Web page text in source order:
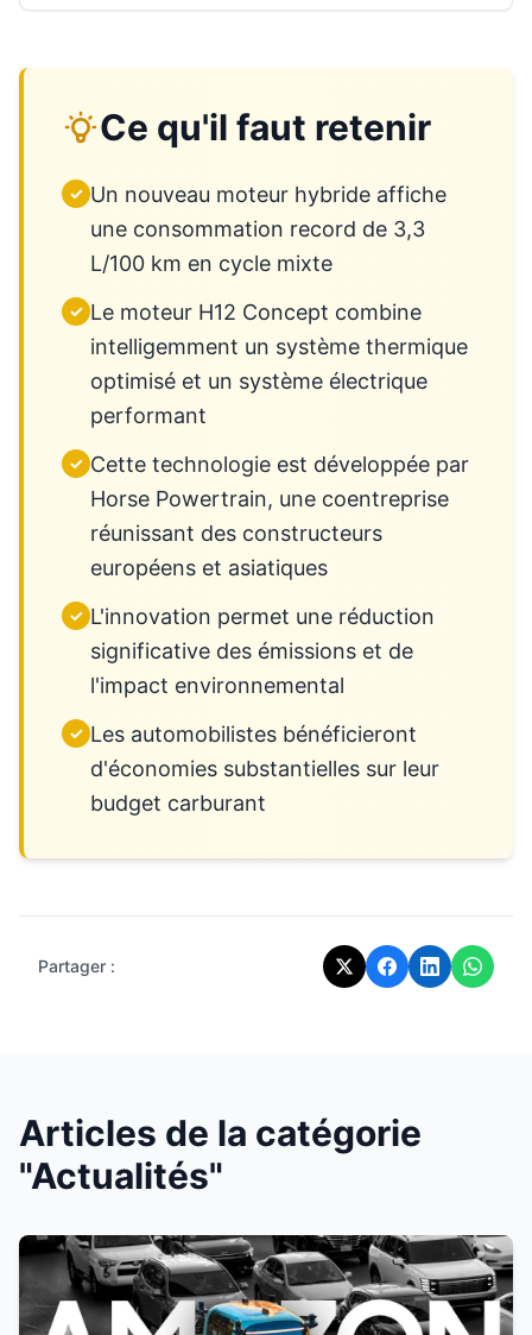
Ce qu'il faut retenir
✓ Un nouveau moteur hybride affiche
une consommation record de 3,3
L/100 km en cycle mixte
✓ Le moteur H12 Concept combine
intelligemment un système thermique
optimisé et un système électrique
performant
✓ Cette technologie est développée par
Horse Powertrain, une coentreprise
réunissant des constructeurs
européens et asiatiques
✓ L'innovation permet une réduction
significative des émissions et de
l'impact environnemental
✓ Les automobilistes bénéficieront
d'économies substantielles sur leur
budget carburant
Partager :
Articles de la catégorie
"Actualités"